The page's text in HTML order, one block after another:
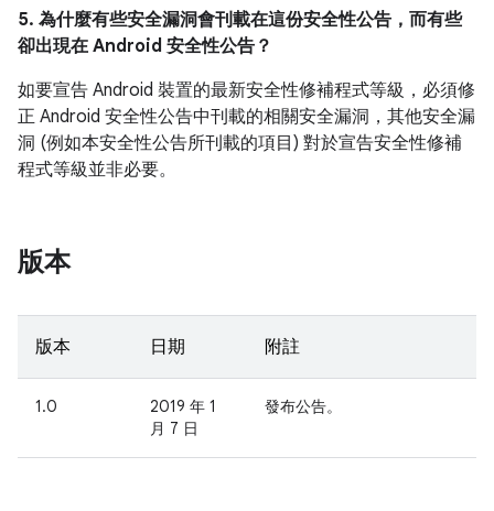
5. 為什麼有些安全漏洞會刊載在這份安全性公告，而有些
卻出現在 Android 安全性公告？
如要宣告 Android 裝置的最新安全性修補程式等級，必須修
正 Android 安全性公告中刊載的相關安全漏洞，其他安全漏
洞 (例如本安全性公告所刊載的項目) 對於宣告安全性修補
程式等級並非必要。
版本
版本 日期 附註
1.0
2019 年 1
月 7 日
發布公告。